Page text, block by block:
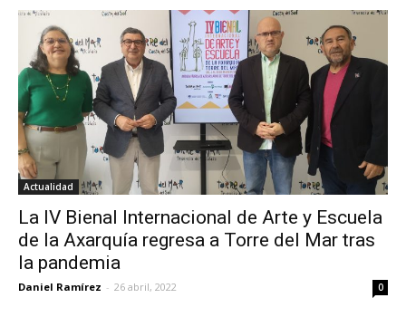
Actualidad
La IV Bienal Internacional de Arte y Escuela
de la Axarquía regresa a Torre del Mar tras
la pandemia
Daniel Ramírez - 26 abril, 2022 0